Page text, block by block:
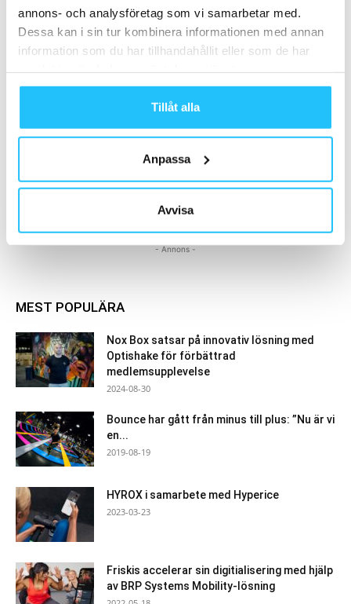
annons- och analysföretag som vi samarbetar med.
Dessa kan i sin tur kombinera informationen med annan
information som du har tillhandahållit eller som de har
Tillåt alla
Anpassa
Avvisa
Business
Actic söker Regionchef för Uppsala
med omnejd
Business
Actic förvärvar EGO i Sundsvall – tar
över åtta anläggningar
- Annons -
MEST POPULÄRA
Nox Box satsar på innovativ lösning med
Optishake för förbättrad
medlemsupplevelse
2024-08-30
Bounce har gått från minus till plus: ”Nu är vi
en...
2019-08-19
HYROX i samarbete med Hyperice
2023-03-23
Friskis accelerar sin digitialisering med hjälp
av BRP Systems Mobility-lösning